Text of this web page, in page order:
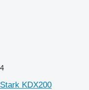
4
Stark KDX200